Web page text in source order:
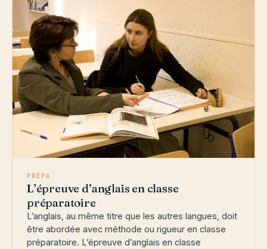
PRÉPA
L’épreuve d’anglais en classe
préparatoire
L’anglais, au même titre que les autres langues, doit
être abordée avec méthode ou rigueur en classe
préparatoire. L’épreuve d’anglais en classe